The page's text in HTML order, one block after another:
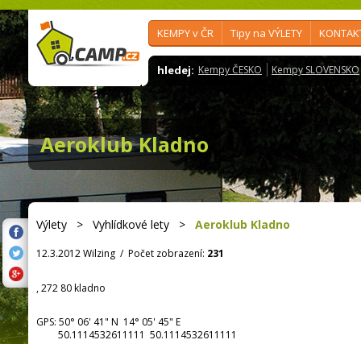
KEMPY v ČR Tipy na VÝLETY
hledej: Kempy ČESKO Kempy SLOVENSKO
Aeroklub Kladno
Výlety > Vyhlídkové lety > Aeroklub Kladno
12.3.2012 Wilzing / Počet zobrazení: 231
, 272 80 kladno
GPS: 50° 06' 41" N 14° 05' 45" E
50.1114532611111 50.1114532611111